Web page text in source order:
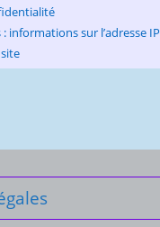
informations sur l’adresse IP